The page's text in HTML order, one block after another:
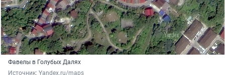
Фавелы в Голубых Далях
Источник: Yandex.ru/maps